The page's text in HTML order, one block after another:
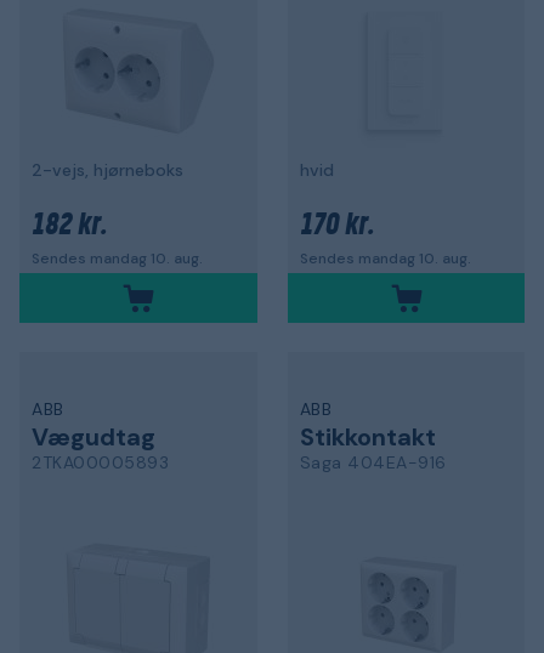
2-vejs, hjørneboks
182 kr.
Sendes mandag 10. aug.
hvid
170 kr.
Sendes mandag 10. aug.
ABB
Vægudtag
2TKA00005893
ABB
Stikkontakt
Saga 404EA-916